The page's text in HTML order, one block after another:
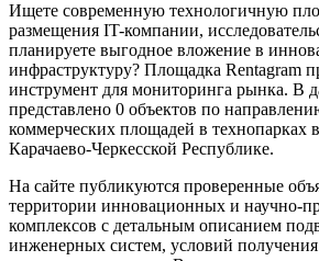
Ищете современную технологичную
размещения IT-компании,
планируете выгодное вложение в
инфраструктуру? Площадка Rentagram
инструмент для мониторинга рынка. В
представлено 0 объектов по
коммерческих площадей в технопарках
Карачаево-Черкесской Республике.
На сайте публикуются проверенные
территории инновационных и научно-
комплексов с детальным описанием
инженерных систем, условий получения